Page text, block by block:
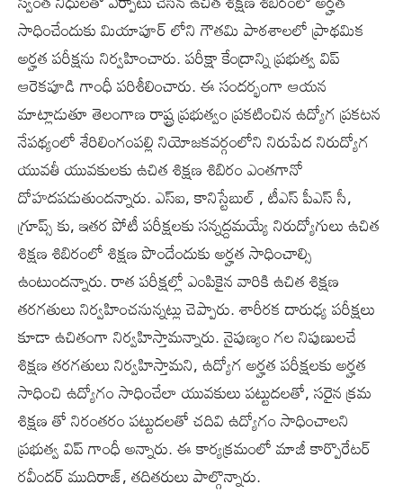
సాధించేందుకు మియాపూర్ లోని గౌతమి పాఠశాలలో ప్రాథమిక
అర్హత పరీక్షను నిర్వహించారు. పరీక్షా కేంద్రాన్ని ప్రభుత్వ విప్
ఆరెకపూడి గాంధీ పరిశీలించారు. ఈ సందర్భంగా ఆయన
మాట్లాడుతూ తెలంగాణ రాష్ట్ర ప్రభుత్వం ప్రకటించిన ఉద్యోగ ప్రకటన
నేపథ్యంలో శేరిలింగంపల్లి నియోజకవర్గంలోని నిరుపేద నిరుద్యోగ
యువతీ యువకులకు ఉచిత శిక్షణ శిబిరం ఎంతగానో
దోహదపడుతుందన్నారు. ఎస్ఐ, కానిస్టేబుల్ , టీఎస్ పీఎస్ సీ,
గ్రూప్స్ కు, ఇతర పోటీ పరీక్షలకు సన్నద్దమయ్యే నిరుద్యోగులు ఉచిత
శిక్షణ శిబిరంలో శిక్షణ పొందేందుకు అర్హత సాధించాల్సి
ఉంటుందన్నారు. రాత పరీక్షల్లో ఎంపికైన వారికి ఉచిత శిక్షణ
తరగతులు నిర్వహించనున్నట్లు చెప్పారు. శారీరక దారుఢ్య పరీక్షలు
కూడా ఉచితంగా నిర్వహిస్తామన్నారు. నైపుణ్యం గల నిపుణులచే
శిక్షణ తరగతులు నిర్వహిస్తామని, ఉద్యోగ అర్హత పరీక్షలకు అర్హత
సాధించి ఉద్యోగం సాధించేలా యువకులు పట్టుదలతో, సరైన క్రమ
శిక్షణ తో నిరంతరం పట్టుదలతో చదివి ఉద్యోగం సాధించాలని
ప్రభుత్వ విప్ గాంధీ అన్నారు. ఈ కార్యక్రమంలో మాజీ కార్పొరేటర్
రవీందర్ ముదిరాజ్, తదితరులు పాల్గొన్నారు.